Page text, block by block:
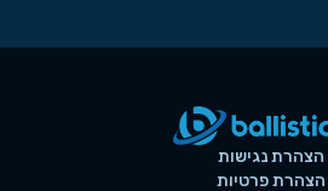
הצהרת נגישות
הצהרת פרטיות